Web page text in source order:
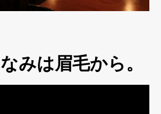
みは眉毛から。